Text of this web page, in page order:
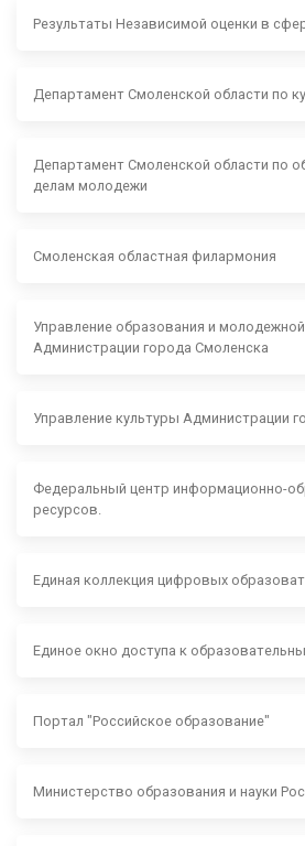
Результаты Независимой оценки в
Департамент Смоленской области по
Департамент Смоленской области по
делам молодежи
Смоленская областная филармония
Управление образования и
Администрации города Смоленска
Управление культуры Администрации
Федеральный центр информационно-
ресурсов.
Единая коллекция цифровых
Единое окно доступа к
Портал "Российское образование"
Министерство образования и науки